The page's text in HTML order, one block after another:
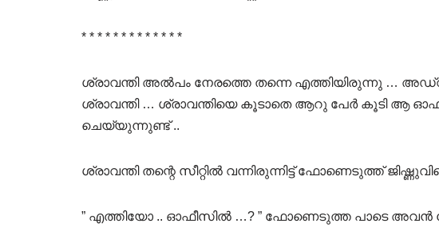
* * * * * * * * * * * * *
ശ്രാവന്തി അൽപം നേരത്തെ തന്നെ എത്തിയിരുന്നു …
ശ്രാവന്തി … ശ്രാവന്തിയെ കൂടാതെ ആറു പേർ കൂടി ആ
ചെയ്യുന്നുണ്ട് ..
ശ്രാവന്തി തന്റെ സീറ്റിൽ വന്നിരുന്നിട്ട് ഫോണെടുത്ത്
” എത്തിയോ .. ഓഫീസിൽ …? ” ഫോണെടുത്ത പാടെ അവൻ